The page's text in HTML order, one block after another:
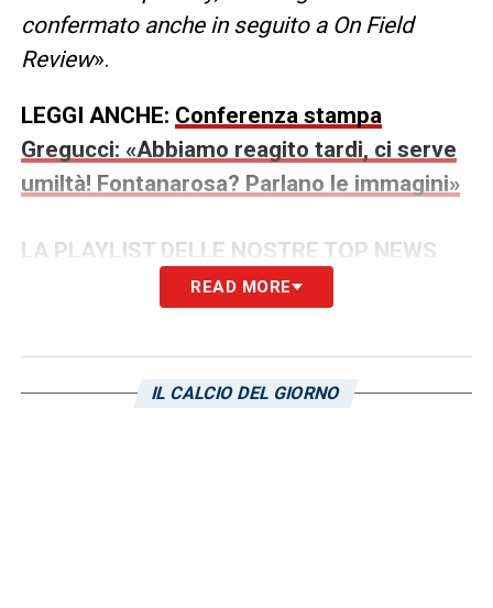
confermato anche in seguito a On Field
Review».
LEGGI ANCHE: Conferenza stampa
Gregucci: «Abbiamo reagito tardi, ci serve
umiltà! Fontanarosa? Parlano le immagini»
LA PLAYLIST DELLE NOSTRE TOP NEWS
READ MORE
IL CALCIO DEL GIORNO